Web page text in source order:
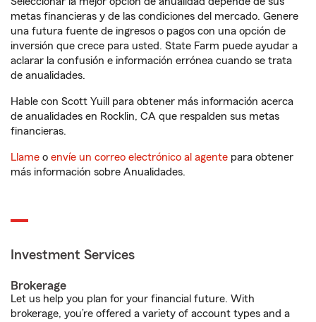
metas financieras y de las condiciones del mercado. Genere
una futura fuente de ingresos o pagos con una opción de
inversión que crece para usted. State Farm puede ayudar a
aclarar la confusión e información errónea cuando se trata
de anualidades.
Hable con Scott Yuill para obtener más información acerca
de anualidades en Rocklin, CA que respalden sus metas
financieras.
Llame o envíe un correo electrónico al agente para obtener
más información sobre Anualidades.
Investment Services
Brokerage
Let us help you plan for your financial future. With
brokerage, you’re offered a variety of account types and a